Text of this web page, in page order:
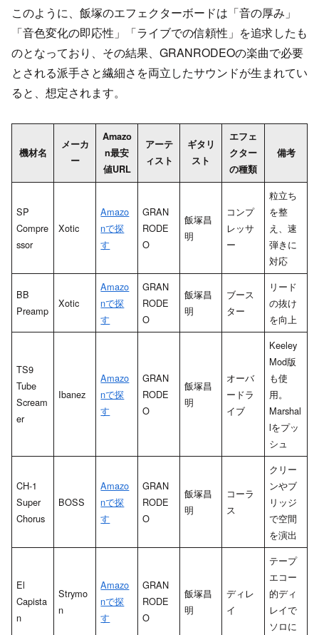
このように、飯塚のエフェクターボードは「音の厚み」
「音色変化の即応性」「ライブでの信頼性」を追求したも
のとなっており、その結果、GRANRODEOの楽曲で必要
とされる派手さと繊細さを両立したサウンドが生まれてい
ると、想定されます。
機材名
メーカ
ー
Amazo
n最安
値URL
アーテ
ィスト
ギタリ
スト
エフェ
クター
の種類
備考
SP
Compre
ssor
Xotic
Amazo
nで探
す
GRAN
RODE
O
飯塚昌
明
コンプ
レッサ
ー
粒立ち
を整
え、速
弾きに
対応
BB
Preamp
Xotic
Amazo
nで探
す
GRAN
RODE
O
飯塚昌
明
ブース
ター
リード
の抜け
を向上
TS9
Tube
Scream
er
Ibanez
Amazo
nで探
す
GRAN
RODE
O
飯塚昌
明
オーバ
ードラ
イブ
Keeley
Mod版
も使
用。
Marshal
lをプッ
シュ
CH-1
Super
Chorus
BOSS
Amazo
nで探
す
GRAN
RODE
O
飯塚昌
明
コーラ
ス
クリー
ンやブ
リッジ
で空間
を演出
El
Capista
n
Strymo
n
Amazo
nで探
す
GRAN
RODE
O
飯塚昌
明
ディレ
イ
テープ
エコー
的ディ
レイで
ソロに